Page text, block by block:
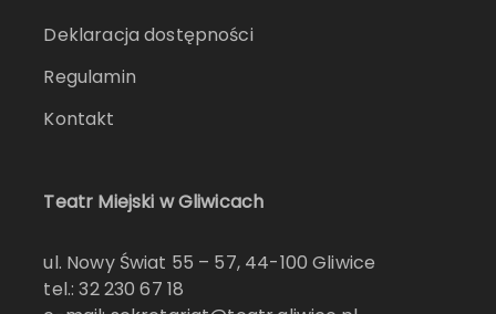
Deklaracja dostępności
Regulamin
Kontakt
Teatr Miejski w Gliwicach
ul. Nowy Świat 55 – 57, 44-100 Gliwice
tel.: 32 230 67 18